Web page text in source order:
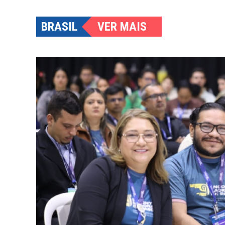
BRASIL VER MAIS